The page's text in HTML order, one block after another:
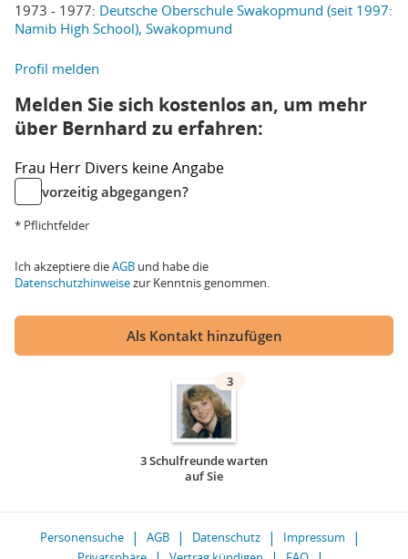
1973 - 1977: Deutsche Oberschule Swakopmund (seit 1997:
Namib High School), Swakopmund
Profil melden
Melden Sie sich kostenlos an, um mehr
über Bernhard zu erfahren:
Frau Herr Divers keine Angabe
vorzeitig abgegangen?
* Pflichtfelder
Ich akzeptiere dieAGB und habe die
Datenschutzhinweisezur Kenntnis genommen.
Als Kontakt hinzufügen
3
3 Schulfreunde warten
auf Sie
Personensuche AGB Datenschutz
Impressum